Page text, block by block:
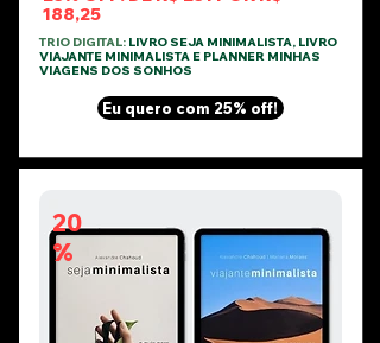
188,25
TRIO DIGITAL:LIVRO SEJA MINIMALISTA, LIVRO
VIAJANTE MINIMALISTA E PLANNER MINHAS
VIAGENS DOS SONHOS
Eu quero com 25% off!
20
%